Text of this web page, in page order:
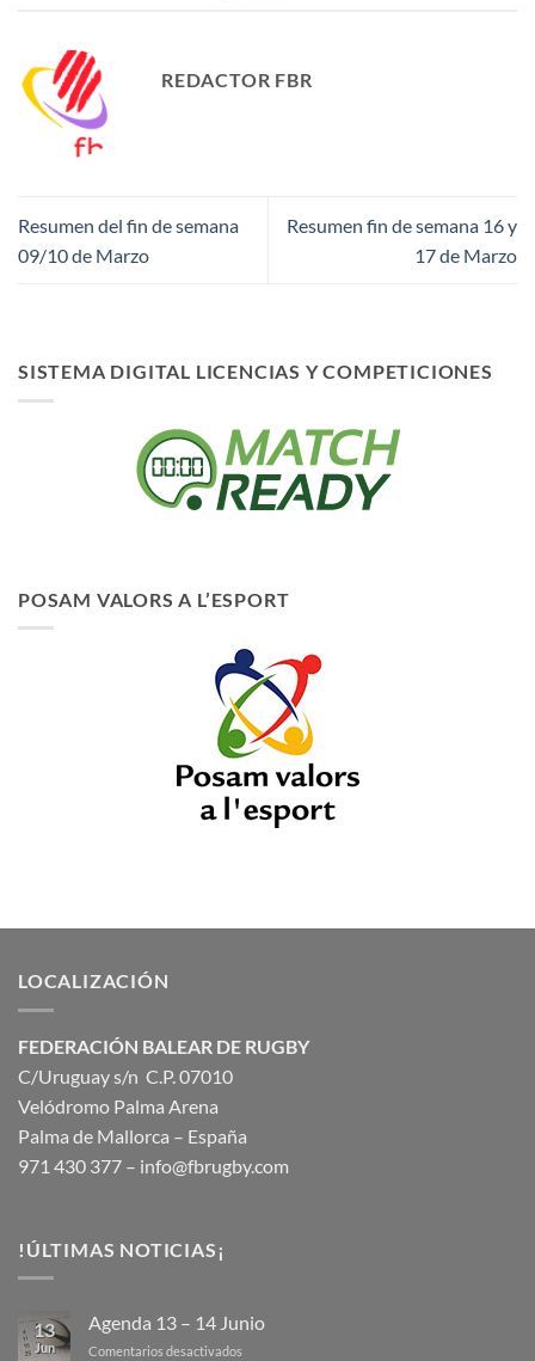
REDACTOR FBR
Resumen del fin de semana
09/10 de Marzo
Resumen fin de semana 16 y
17 de Marzo
SISTEMA DIGITAL LICENCIAS Y COMPETICIONES
POSAM VALORS A L’ESPORT
LOCALIZACIÓN
FEDERACIÓN BALEAR DE RUGBY
C/Uruguay s/n C.P. 07010
Velódromo Palma Arena
Palma de Mallorca – España
971 430 377 – info@fbrugby.com
!ÚLTIMAS NOTICIAS¡
13
Jun
Agenda 13 – 14 Junio
Comentarios desactivados